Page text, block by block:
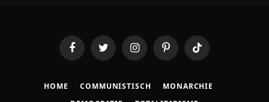
FacebookTwitter InstagramPinterestTikTok
HOME COMMUNISTISCH
MONARCHIE